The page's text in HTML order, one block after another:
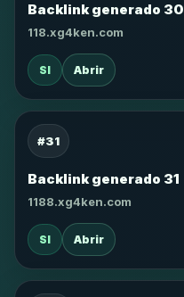
Backlink generado 30
118.xg4ken.com
SI Abrir
#31
Backlink generado 31
1188.xg4ken.com
SI Abrir